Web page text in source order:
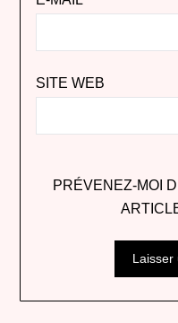
SITE WEB
PRÉVENEZ-MOI